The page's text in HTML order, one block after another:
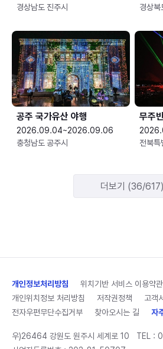
경상남도 진주시
경상북
공주 국가유산 야행
2026.09.04~2026.09.06
충청남도 공주시
무주
전북특
더보기 (36/617)
개인정보처리방침
위치기반 서비스 이용약관
개인위치정보 처리방침
저작권정책
고객
전자우편무단수집거부
찾아오시는 길 자
우)26464 강원도 원주시 세계로 10 TEL :